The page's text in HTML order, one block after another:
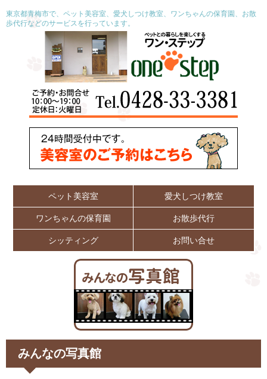
東京都青梅市で、ペット美容室、愛犬しつけ教室、ワンちゃんの保育園、お散
歩代行などのサービスを行っています。
ペット美容室 愛犬しつけ教室
ワンちゃんの保育園 お散歩代行
シッティング お問い合せ
みんなの写真館